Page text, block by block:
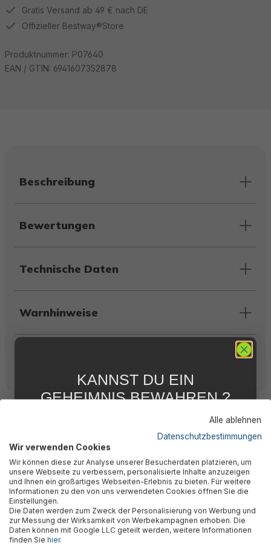
Gratis Versand ab 49 € nach DE
Offizieller Bestway®Store
Produktnummer: P07640
EAN / GTIN: 6941607352878
Beschreibung
Bewertungen
Technische Daten
Warnhinweise
Alle ablehnen
Datenschutzbestimmungen
Wir verwenden Cookies
Wir können diese zur Analyse unserer Besucherdaten platzieren, um
unsere Webseite zu verbessern, personalisierte Inhalte anzuzeigen
und Ihnen ein großartiges Webseiten-Erlebnis zu bieten. Für weitere
Informationen zu den von uns verwendeten Cookies öffnen Sie die
Einstellungen.
Die Daten werden zum Zweck der Personalisierung von Werbung und
zur Messung der Wirksamkeit von Werbekampagnen erhoben. Die
Daten können mit Google LLC geteilt werden, weitere Informationen
finden Sie hier.
KANNST DU EIN
GEHEIMNIS BEWAHREN ?
FÜR DICH
Abonniere jetzt unseren kostenlosen
Newsletter, verpasse keine Neuigkeiten und
Aktionen mehr und sichere Dir 5 %
Willkommensrabatt auf nicht reduzierte Ware
bei Deiner ersten Bestellung !*
Email